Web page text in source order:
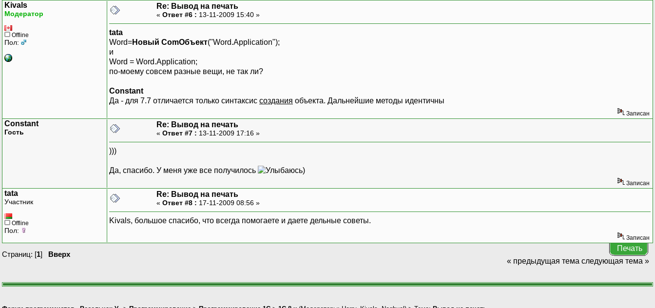
Kivals
Модератор
Offline
Пол:
Re: Вывод на печать
« Ответ #6 : 13-11-2009 15:40 »
tata
Word=Новый ComОбъект("Word.Application");
и
Word = Word.Application;
по-моему совсем разные вещи, не так ли?
Constant
Да - для 7.7 отличается только синтаксис создания объекта. Дальнейшие методы идентичны
Записан
Constant
Гость
Re: Вывод на печать
« Ответ #7 : 13-11-2009 17:16 »
)))
Да, спасибо. У меня уже все получилось )
Записан
tata
Участник
Offline
Пол:
Re: Вывод на печать
« Ответ #8 : 17-11-2009 08:56 »
Kivals, большое спасибо, что всегда помогаете и даете дельные советы.
Записан
Страниц: [1] Вверх
Печать
« предыдущая тема следующая тема »